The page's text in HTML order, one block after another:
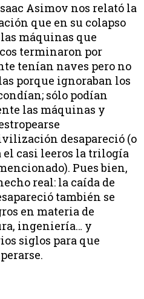
Asimov nos relató la
que en su colapso
máquinas que
terminaron por
tenían naves pero no
porque ignoraban los
sólo podían
las máquinas y
desapareció (o
el casi leeros la trilogía
Pues bien,
real: la caída de
también se
en materia de
ingeniería… y
siglos para que